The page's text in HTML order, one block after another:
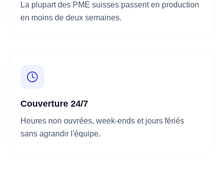
La plupart des PME suisses passent en production
en moins de deux semaines.
Couverture 24/7
Heures non ouvrées, week-ends et jours fériés
sans agrandir l'équipe.